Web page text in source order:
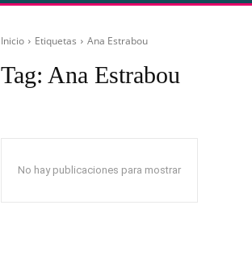
Inicio Etiquetas Ana Estrabou
Tag: Ana Estrabou
No hay publicaciones para mostrar